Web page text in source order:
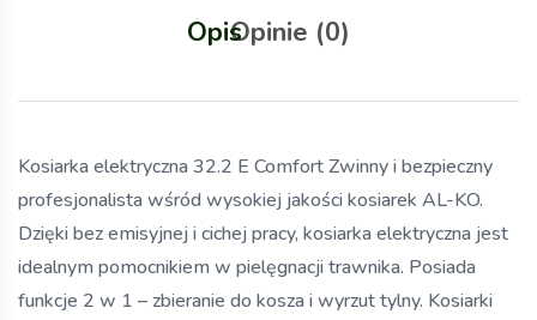
OpisOpinie (0)
Kosiarka elektryczna 32.2 E Comfort Zwinny i bezpieczny
profesjonalista wśród wysokiej jakości kosiarek AL-KO.
Dzięki bez emisyjnej i cichej pracy, kosiarka elektryczna jest
idealnym pomocnikiem w pielęgnacji trawnika. Posiada
funkcje 2 w 1 – zbieranie do kosza i wyrzut tylny. Kosiarki